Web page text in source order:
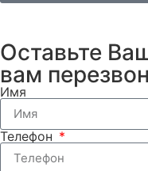
Оставьте
вам
Имя
Телефон